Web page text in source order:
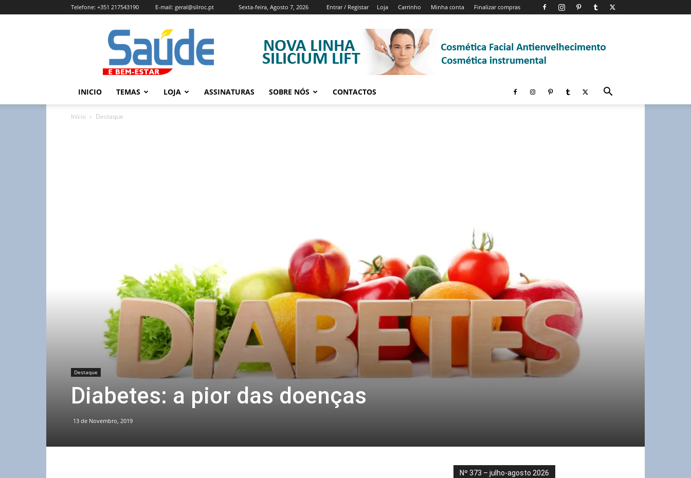
Sexta-feira, Agosto 7, 2026 Entrar / Registar Loja Carrinho Minha conta Finalizar compras
Telefone: +351 217543190 E-mail: geral@silroc.pt
Revista
Saúde
e
Bem
Estar
Edição
INICIO TEMAS LOJA ASSINATURAS SOBRE NÓS CONTACTOS
Início Destaque
Destaque
Diabetes: a pior das doenças
13 de Novembro, 2019
Nº 373 – julho-agosto 2026